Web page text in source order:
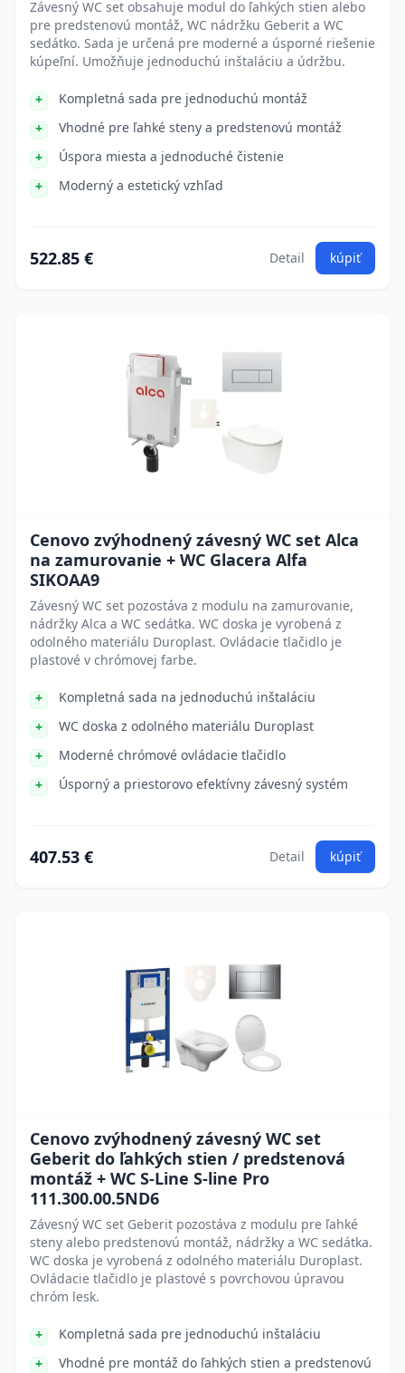
Závesný WC set obsahuje modul do ľahkých stien alebo
pre predstenovú montáž, WC nádržku Geberit a WC
sedátko. Sada je určená pre moderné a úsporné riešenie
kúpeľní. Umožňuje jednoduchú inštaláciu a údržbu.
Kompletná sada pre jednoduchú montáž
Vhodné pre ľahké steny a predstenovú montáž
Úspora miesta a jednoduché čistenie
Moderný a estetický vzhľad
522.85 € Detail kúpiť
Cenovo zvýhodnený závesný WC set Alca
na zamurovanie + WC Glacera Alfa
SIKOAA9
Závesný WC set pozostáva z modulu na zamurovanie,
nádržky Alca a WC sedátka. WC doska je vyrobená z
odolného materiálu Duroplast. Ovládacie tlačidlo je
plastové v chrómovej farbe.
Kompletná sada na jednoduchú inštaláciu
WC doska z odolného materiálu Duroplast
Moderné chrómové ovládacie tlačidlo
Úsporný a priestorovo efektívny závesný systém
407.53 € Detail kúpiť
Cenovo zvýhodnený závesný WC set
Geberit do ľahkých stien / predstenová
montáž + WC S-Line S-line Pro
111.300.00.5ND6
Závesný WC set Geberit pozostáva z modulu pre ľahké
steny alebo predstenovú montáž, nádržky a WC sedátka.
WC doska je vyrobená z odolného materiálu Duroplast.
Ovládacie tlačidlo je plastové s povrchovou úpravou
chróm lesk.
Kompletná sada pre jednoduchú inštaláciu
Vhodné pre montáž do ľahkých stien a predstenovú